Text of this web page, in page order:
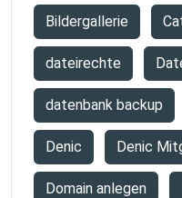
Bildergallerie
dateirechte
datenbank backup
Denic Denic
Domain anlegen